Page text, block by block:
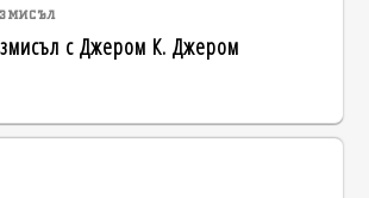
с Джером К. Джером